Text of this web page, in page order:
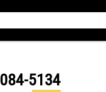
084-5134